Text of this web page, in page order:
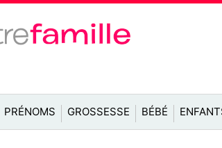
PRÉNOMS GROSSESSE BÉBÉ